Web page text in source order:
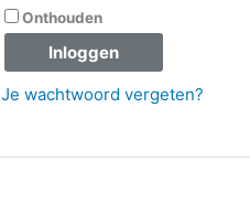
Onthouden
Inloggen
Je wachtwoord vergeten?